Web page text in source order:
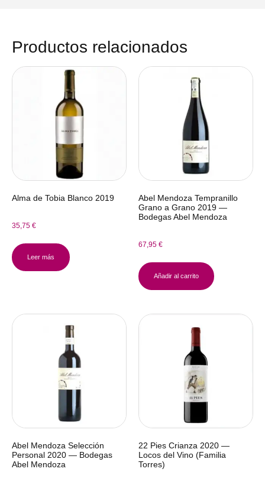
Productos relacionados
Alma de Tobia Blanco 2019
35,75 €
Leer más
Abel Mendoza Tempranillo
Grano a Grano 2019 —
Bodegas Abel Mendoza
67,95 €
Añadir al carrito
Abel Mendoza Selección
Personal 2020 — Bodegas
Abel Mendoza
22 Pies Crianza 2020 —
Locos del Vino (Familia
Torres)